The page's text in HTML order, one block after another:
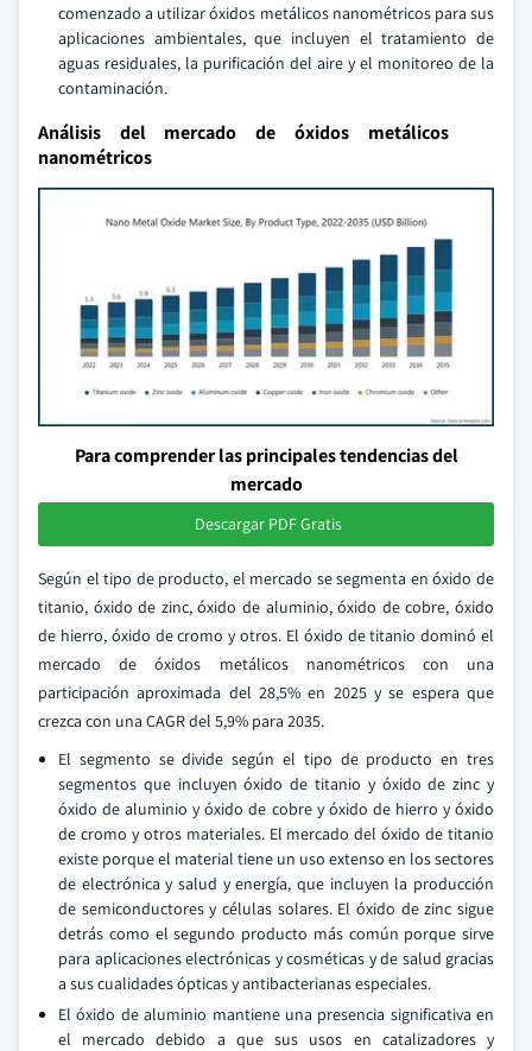
comenzado a utilizar óxidos metálicos nanométricos para sus
aplicaciones ambientales, que incluyen el tratamiento de
aguas residuales, la purificación del aire y el monitoreo de la
contaminación.
Análisis del mercado de óxidos metálicos
nanométricos
Para comprender las principales tendencias del
mercado
Descargar PDF Gratis
Según el tipo de producto, el mercado se segmenta en óxido de
titanio, óxido de zinc, óxido de aluminio, óxido de cobre, óxido
de hierro, óxido de cromo y otros. El óxido de titanio dominó el
mercado de óxidos metálicos nanométricos con una
participación aproximada del 28,5% en 2025 y se espera que
crezca con una CAGR del 5,9% para 2035.
El segmento se divide según el tipo de producto en tres
segmentos que incluyen óxido de titanio y óxido de zinc y
óxido de aluminio y óxido de cobre y óxido de hierro y óxido
de cromo y otros materiales. El mercado del óxido de titanio
existe porque el material tiene un uso extenso en los sectores
de electrónica y salud y energía, que incluyen la producción
de semiconductores y células solares. El óxido de zinc sigue
detrás como el segundo producto más común porque sirve
para aplicaciones electrónicas y cosméticas y de salud gracias
a sus cualidades ópticas y antibacterianas especiales.
El óxido de aluminio mantiene una presencia significativa en
el mercado debido a que sus usos en catalizadores y